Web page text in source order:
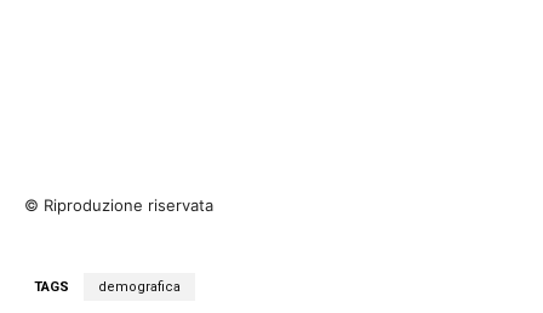
© Riproduzione riservata
TAGS demografica